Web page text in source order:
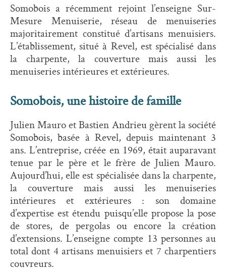
Somobois a récemment rejoint l’enseigne Sur-
Mesure Menuiserie, réseau de menuiseries
majoritairement constitué d’artisans menuisiers.
L’établissement, situé à Revel, est spécialisé dans
la charpente, la couverture mais aussi les
menuiseries intérieures et extérieures.
Somobois, une histoire de famille
Julien Mauro et Bastien Andrieu gèrent la société
Somobois, basée à Revel, depuis maintenant 3
ans. L’entreprise, créée en 1969, était auparavant
tenue par le père et le frère de Julien Mauro.
Aujourd’hui, elle est spécialisée dans la charpente,
la couverture mais aussi les menuiseries
intérieures et extérieures : son domaine
d’expertise est étendu puisqu’elle propose la pose
de stores, de pergolas ou encore la création
d’extensions. L’enseigne compte 13 personnes au
total dont 4 artisans menuisiers et 7 charpentiers
couvreurs.